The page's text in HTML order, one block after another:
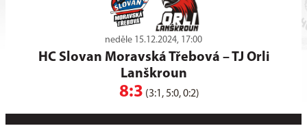
neděle 15.12.2024, 17:00
HC Slovan Moravská Třebová –TJ Orli
Lanškroun
8:3 (3:1, 5:0, 0:2)